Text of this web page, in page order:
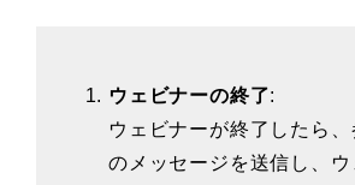
ウェビナーの終了:
ウェビナーが終了したら
のメッセージを送信し、